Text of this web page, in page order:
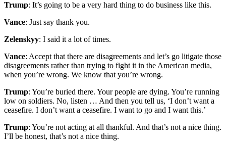
Trump: It’s going to be a very hard thing to do business like this.
Vance: Just say thank you.
Zelenskyy: I said it a lot of times.
Vance: Accept that there are disagreements and let’s go litigate those
disagreements rather than trying to fight it in the American media,
when you’re wrong. We know that you’re wrong.
Trump: You’re buried there. Your people are dying. You’re running
low on soldiers. No, listen … And then you tell us, ‘I don’t want a
ceasefire. I don’t want a ceasefire. I want to go and I want this.’
Trump: You’re not acting at all thankful. And that’s not a nice thing.
I’ll be honest, that’s not a nice thing.